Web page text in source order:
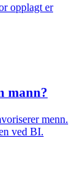
opplagt er
mann?
menn.
ved BI.